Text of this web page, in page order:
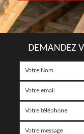
DEMANDEZ